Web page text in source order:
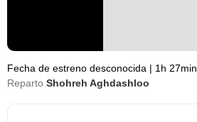
Fecha de estreno desconocida | 1h 27min
Reparto Shohreh Aghdashloo